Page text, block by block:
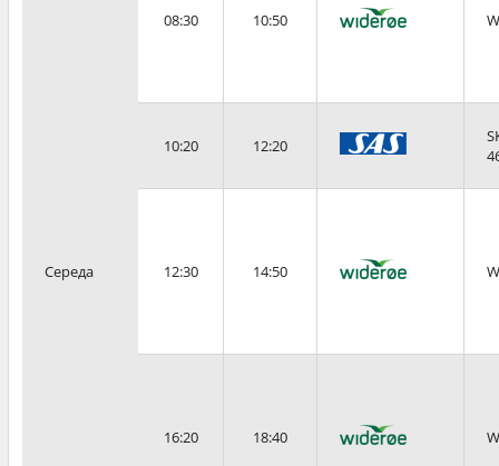
Середа
08:30 10:50
10:20 12:20
12:30 14:50
16:20 18:40